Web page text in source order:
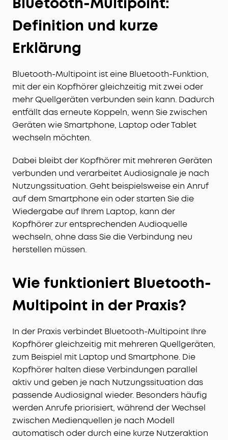
Definition und kurze
Erklärung
Bluetooth-Multipoint ist eine Bluetooth-Funktion,
mit der ein Kopfhörer gleichzeitig mit zwei oder
mehr Quellgeräten verbunden sein kann. Dadurch
entfällt das erneute Koppeln, wenn Sie zwischen
Geräten wie Smartphone, Laptop oder Tablet
wechseln möchten.
Dabei bleibt der Kopfhörer mit mehreren Geräten
verbunden und verarbeitet Audiosignale je nach
Nutzungssituation. Geht beispielsweise ein Anruf
auf dem Smartphone ein oder starten Sie die
Wiedergabe auf Ihrem Laptop, kann der
Kopfhörer zur entsprechenden Audioquelle
wechseln, ohne dass Sie die Verbindung neu
herstellen müssen.
Wie funktioniert Bluetooth-
Multipoint in der Praxis?
In der Praxis verbindet Bluetooth-Multipoint Ihre
Kopfhörer gleichzeitig mit mehreren Quellgeräten,
zum Beispiel mit Laptop und Smartphone. Die
Kopfhörer halten diese Verbindungen parallel
aktiv und geben je nach Nutzungssituation das
passende Audiosignal wieder. Besonders häufig
werden Anrufe priorisiert, während der Wechsel
zwischen Medienquellen je nach Modell
automatisch oder durch eine kurze Nutzeraktion